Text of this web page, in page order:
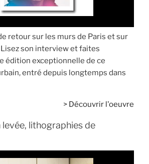
retour sur les murs de Paris et sur
son interview et faites
édition exceptionnelle de ce
entré depuis longtemps dans
> Découvrir l'oeuvre
levée, lithographies de